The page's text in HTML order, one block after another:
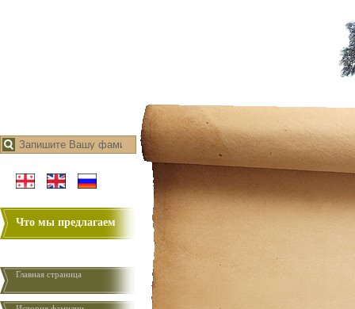
Что мы предлагаем
Главная страница